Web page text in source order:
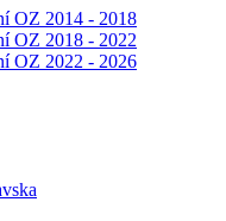
OZ 2014 - 2018
OZ 2018 - 2022
OZ 2022 - 2026